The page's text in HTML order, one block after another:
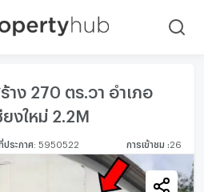
ง 270 ตร.วา อำเภอ
งใหม่ 2.2M
ประกาศ 5950522 การเข้าชม 26